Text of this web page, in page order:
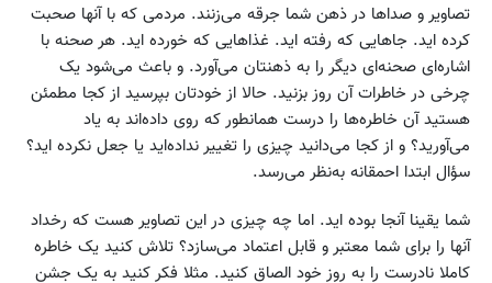
تصاویر و صداها در ذهن شما جرقه می‌زنند. مردمی که با آنها صحبت
کرده اید. جاهایی که رفته اید. غذاهایی که خورده اید. هر صحنه با
اشاره‌ای صحنه‌ای دیگر را به ذهنتان می‌آورد. و باعث می‌شود یک
چرخی در خاطرات آن روز بزنید. حالا از خودتان بپرسید از کجا مطمئن
هستید آن خاطره‌ها را درست همانطور که روی داده‌اند به یاد
می‌آورید؟ و از کجا می‌دانید چیزی را تغییر نداده‌اید یا جعل نکرده اید؟
سؤال ابتدا احمقانه به‌نظر می‌رسد.
شما یقینا آنجا بوده اید. اما چه چیزی در این تصاویر هست که رخداد
آنها را برای شما معتبر و قابل اعتماد می‌سازد؟ تلاش کنید یک خاطره
کاملا نادرست را به روز خود الصاق کنید. مثلا فکر کنید به یک جشن